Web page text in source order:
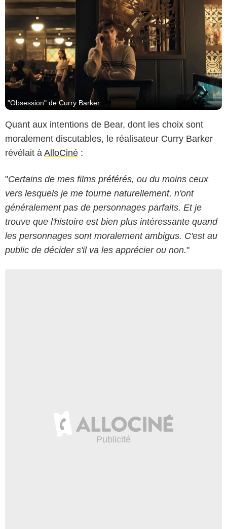
"Obsession" de Curry Barker.
Quant aux intentions de Bear, dont les choix sont
moralement discutables, le réalisateur Curry Barker
révélait à AlloCiné :
"Certains de mes films préférés, ou du moins ceux
vers lesquels je me tourne naturellement, n'ont
généralement pas de personnages parfaits. Et je
trouve que l'histoire est bien plus intéressante quand
les personnages sont moralement ambigus. C'est au
public de décider s'il va les apprécier ou non."